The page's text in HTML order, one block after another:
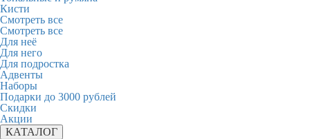
Кисти
Смотреть все
Смотреть все
Для неё
Для него
Для подростка
Адвенты
Наборы
Подарки до 3000 рублей
Скидки
Акции
КАТАЛОГ